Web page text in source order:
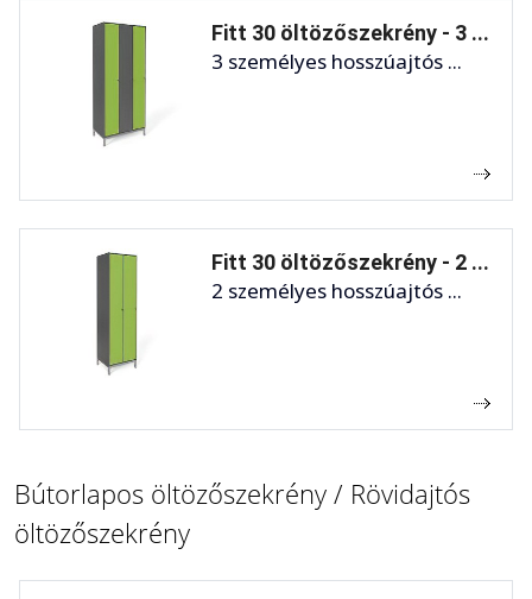
Fitt 30 öltözőszekrény - 3 ...
3 személyes hosszúajtós ...
Fitt 30 öltözőszekrény - 2 ...
2 személyes hosszúajtós ...
Bútorlapos öltözőszekrény / Rövidajtós
öltözőszekrény